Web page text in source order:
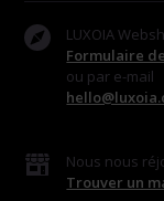
LUXOIA
Formulaire
ou par e-mail
Nous nous
Trouver un